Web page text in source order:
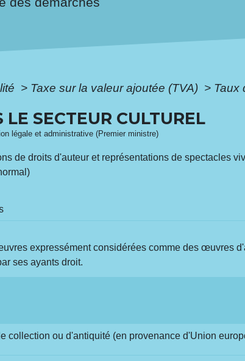
> Taxe sur la valeur ajoutée (TVA) > Taux
SECTEUR CULTUREL
légale et administrative (Premier ministre)
de droits d'auteur et représentations de spectacles
expressément considérées comme des œuvres
ses ayants droit.
collection ou d'antiquité (en provenance d'Union